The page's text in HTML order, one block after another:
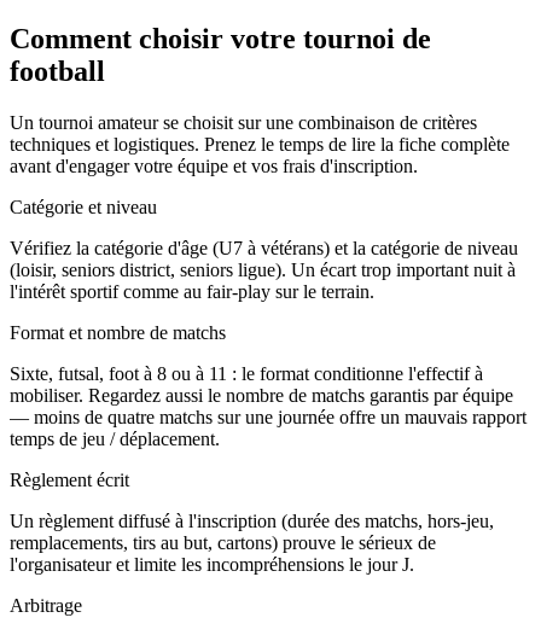
Comment choisir votre tournoi de
football
Un tournoi amateur se choisit sur une combinaison de critères
techniques et logistiques. Prenez le temps de lire la fiche complète
avant d'engager votre équipe et vos frais d'inscription.
Catégorie et niveau
Vérifiez la catégorie d'âge (U7 à vétérans) et la catégorie de niveau
(loisir, seniors district, seniors ligue). Un écart trop important nuit à
l'intérêt sportif comme au fair-play sur le terrain.
Format et nombre de matchs
Sixte, futsal, foot à 8 ou à 11 : le format conditionne l'effectif à
mobiliser. Regardez aussi le nombre de matchs garantis par équipe
— moins de quatre matchs sur une journée offre un mauvais rapport
temps de jeu / déplacement.
Règlement écrit
Un règlement diffusé à l'inscription (durée des matchs, hors-jeu,
remplacements, tirs au but, cartons) prouve le sérieux de
l'organisateur et limite les incompréhensions le jour J.
Arbitrage